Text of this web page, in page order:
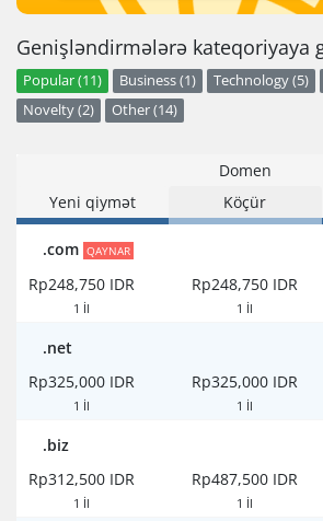
Genişləndirmələrə kateqoriyaya
Popular (11) Business (1) Technology (5)
Novelty (2)
Other (14)
Domen
Yeni qiymət
Köçür
.com QAYNAR
Rp248,750 IDR
1 İl
Rp248,750 IDR
1 İl
.net
Rp325,000 IDR
1 İl
Rp325,000 IDR
1 İl
.biz
Rp312,500 IDR
1 İl
Rp487,500 IDR
1 İl